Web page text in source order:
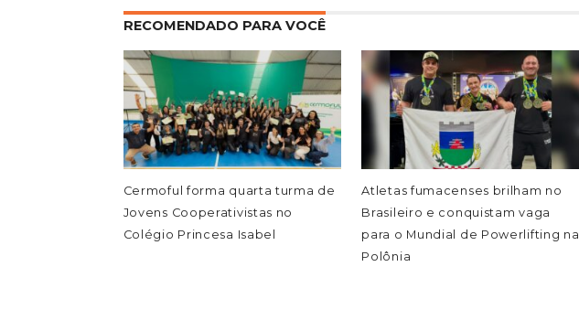
RECOMENDADO PARA VOCÊ
Cermoful forma quarta turma de
Jovens Cooperativistas no
Colégio Princesa Isabel
Atletas fumacenses brilham no
Brasileiro e conquistam vaga
para o Mundial de Powerlifting na
Polônia